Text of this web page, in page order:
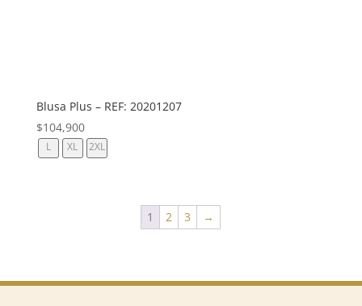
Blusa Plus – REF: 20201207
$104,900
L XL 2XL
1 2 3 →